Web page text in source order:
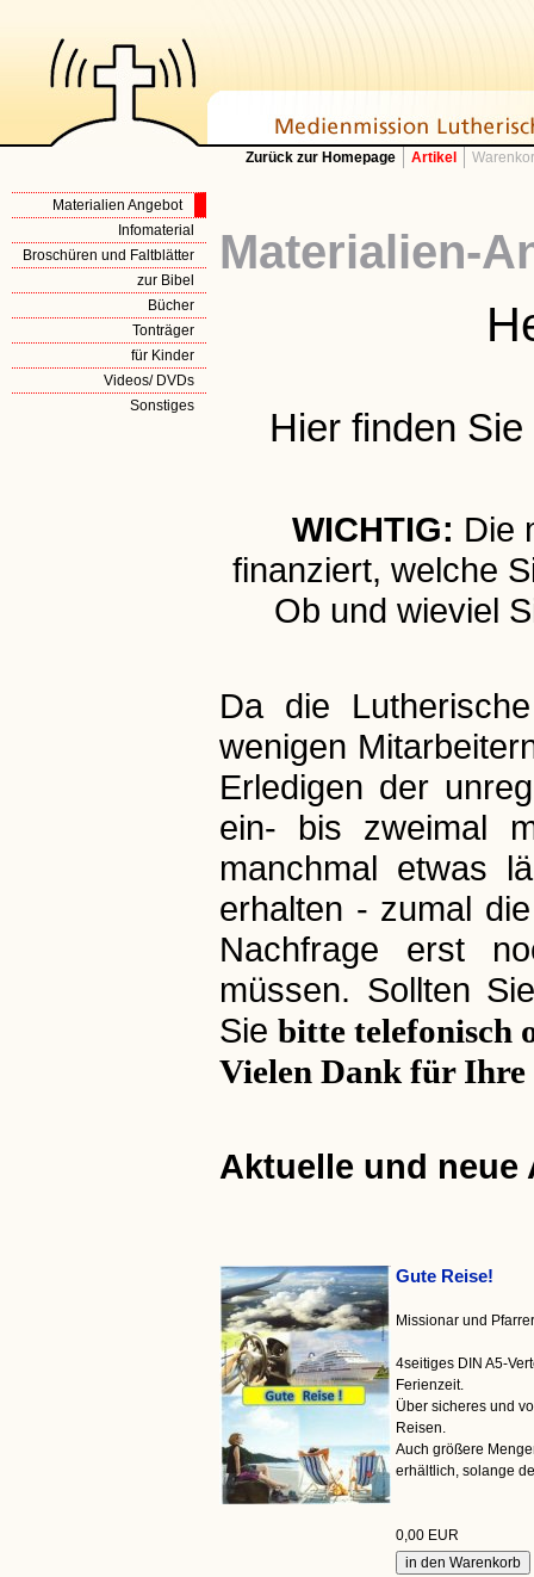
Zurück zur Homepage Artikel
Materialien Angebot
Infomaterial
Broschüren und Faltblätter
zur Bibel
Bücher
Tonträger
für Kinder
Videos/ DVDs
Sonstiges
Materialien-
Hier finden
WICHTIG: Die
finanziert, welche
Ob und wieviel
Da die
wenigen
Erledigen der
ein- bis zweimal
manchmal etwas
erhalten - zumal
Nachfrage erst
müssen. Sollten
Sie bitte telefonisch
Vielen Dank für Ihre
Aktuelle und neue
Gute Reise!
Missionar und
4seitiges DIN A5-
Ferienzeit.
Über sicheres und
Reisen.
Auch größere
erhältlich, solange
0,00 EUR